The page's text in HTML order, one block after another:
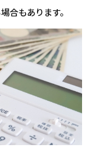
合もあります。